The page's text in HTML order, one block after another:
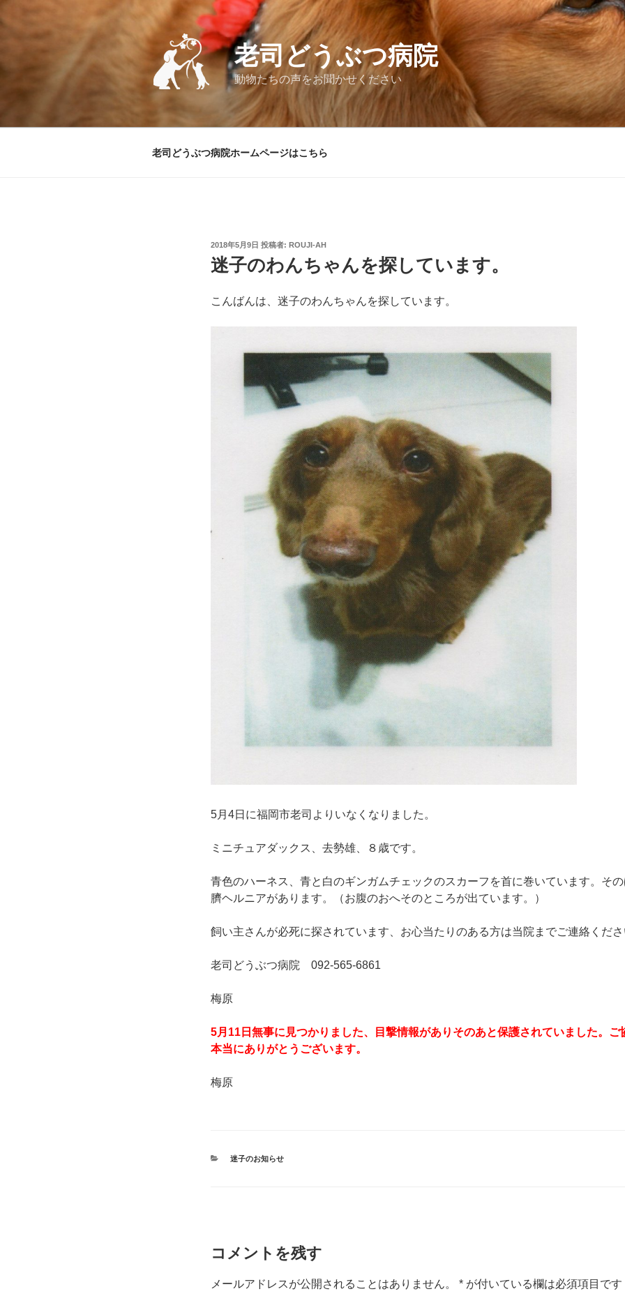
ン
キ
老司どうぶつ病院
動物たちの声をお聞かせください
老司どうぶつ病院ホームページはこちら
投
稿
日:
2018年5月9日 投稿者: ROUJI-AH
迷子のわんちゃんを探しています。
こんばんは、迷子のわんちゃんを探しています。
5月4日に福岡市老司よりいなくなりました。
ミニチュアダックス、去勢雄、８歳です。
青色のハーネス、青と白のギンガムチェックのスカーフを首に巻いています。そ
臍ヘルニアがあります。（お腹のおへそのところが出ています。）
飼い主さんが必死に探されています、お心当たりのある方は当院までご連絡くださ
老司どうぶつ病院 092-565-6861
梅原
5月11日無事に見つかりました、目撃情報がありそのあと保護されていました。ご
本当にありがとうございます。
梅原
カ
迷子のお知らせ
コメントを残す
メールアドレスが公開されることはありません。 * が付いている欄は必須項目です